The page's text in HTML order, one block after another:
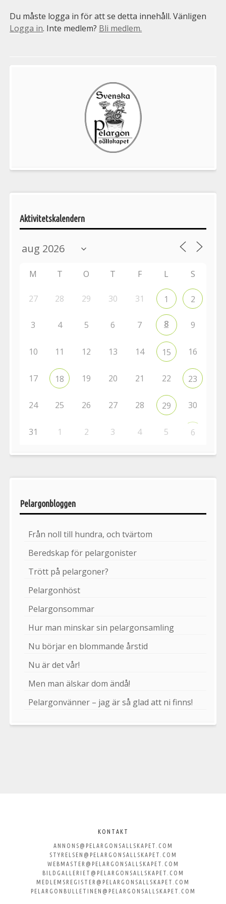
Du måste logga in för att se detta innehåll. Vänligen
Logga in. Inte medlem? Bli medlem.
Pelargonsällskapets
Aktivitetskalendern
M T O T F L S
27 28 29 30 31 1 2
3 4 5 6 7 8 9
10 11 12 13 14 15 16
17 18 19 20 21 22 23
24 25 26 27 28 29 30
31 1 2 3 4 5 6
Pelargonbloggen
Från noll till hundra, och tvärtom
Beredskap för pelargonister
Trött på pelargoner?
Pelargonhöst
Pelargonsommar
Hur man minskar sin pelargonsamling
Nu börjar en blommande årstid
Nu är det vår!
Men man älskar dom ändå!
Pelargonvänner – jag är så glad att ni finns!
Svenska
Pelargonsällskapet
KONTAKT
ANNONS@PELARGONSALLSKAPET.COM
STYRELSEN@PELARGONSALLSKAPET.COM
WEBMASTER@PELARGONSALLSKAPET.COM
BILDGALLERIET@PELARGONSALLSKAPET.COM
MEDLEMSREGISTER@PELARGONSALLSKAPET.COM
PELARGONBULLETINEN@PELARGONSALLSKAPET.COM